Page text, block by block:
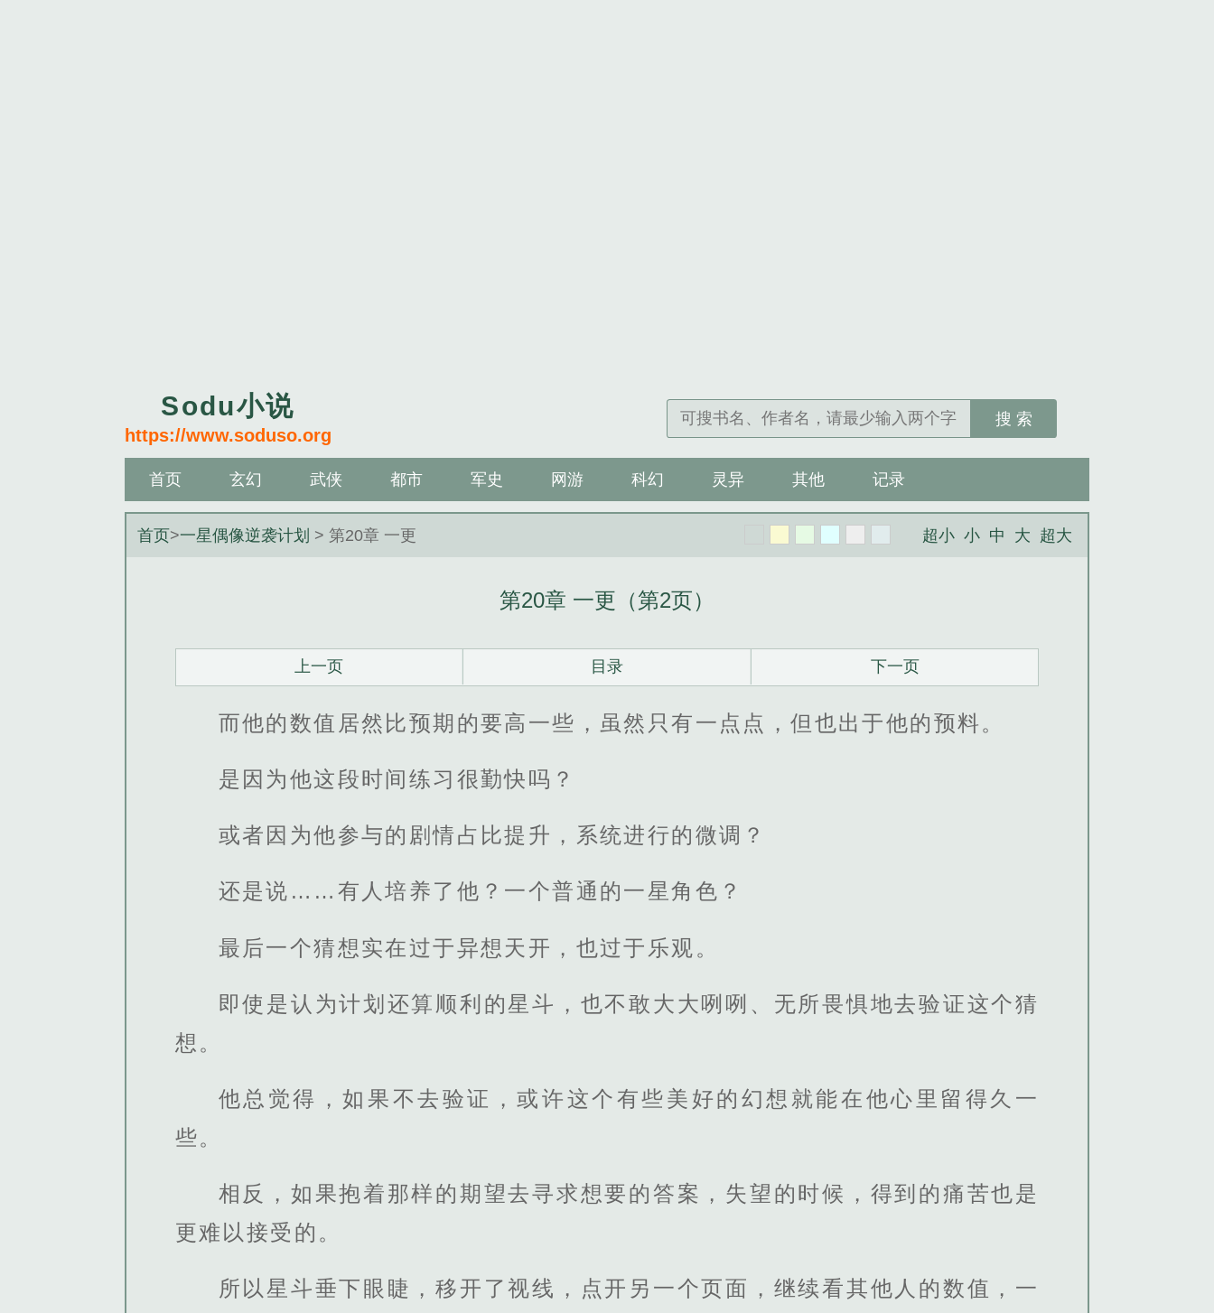
Sodu小说
https://www.soduso.org
搜 索
首页 玄幻 武侠 都市 军史 网游 科幻 灵异 其他 记录
首页>一星偶像逆袭计划 > 第20章 一更 超小 小 中 大 超大
第20章 一更（第2页）
上一页 目录 下一页
而他的数值居然比预期的要高一些，虽然只有一点点，但也出于他的预料。
是因为他这段时间练习很勤快吗？
或者因为他参与的剧情占比提升，系统进行的微调？
还是说……有人培养了他？一个普通的一星角色？
最后一个猜想实在过于异想天开，也过于乐观。
即使是认为计划还算顺利的星斗，也不敢大大咧咧、无所畏惧地去验证这个猜
想。
他总觉得，如果不去验证，或许这个有些美好的幻想就能在他心里留得久一
些。
相反，如果抱着那样的期望去寻求想要的答案，失望的时候，得到的痛苦也是
更难以接受的。
所以星斗垂下眼睫，移开了视线，点开另一个页面，继续看其他人的数值，一